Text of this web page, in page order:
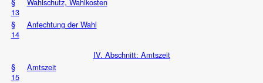
13
§
14
Anfechtung der Wahl
IV. Abschnitt: Amtszeit
§
15
Amtszeit